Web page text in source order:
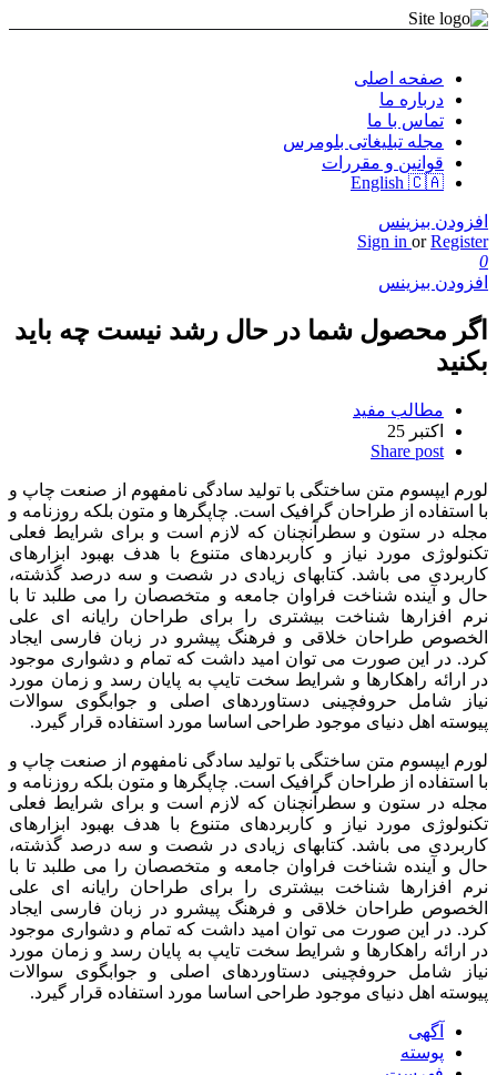
صفحه اصلی
درباره ما
تماس با ما
مجله تبلیغاتی بلومرس
قوانین و مقررات
English 🇨🇦
افزودن بیزینس
Sign in or Register
0
افزودن بیزینس
اگر محصول شما در حال رشد نیست چه باید
بکنید
مطالب مفید
اکتبر 25
Share post
لورم ایپسوم متن ساختگی با تولید سادگی نامفهوم از صنعت چاپ و
با استفاده از طراحان گرافیک است. چاپگرها و متون بلکه روزنامه و
مجله در ستون و سطرآنچنان که لازم است و برای شرایط فعلی
تکنولوژی مورد نیاز و کاربردهای متنوع با هدف بهبود ابزارهای
کاربردی می باشد. کتابهای زیادی در شصت و سه درصد گذشته،
حال و آینده شناخت فراوان جامعه و متخصصان را می طلبد تا با
نرم افزارها شناخت بیشتری را برای طراحان رایانه ای علی
الخصوص طراحان خلاقی و فرهنگ پیشرو در زبان فارسی ایجاد
کرد. در این صورت می توان امید داشت که تمام و دشواری موجود
در ارائه راهکارها و شرایط سخت تایپ به پایان رسد و زمان مورد
نیاز شامل حروفچینی دستاوردهای اصلی و جوابگوی سوالات
پیوسته اهل دنیای موجود طراحی اساسا مورد استفاده قرار گیرد.
لورم ایپسوم متن ساختگی با تولید سادگی نامفهوم از صنعت چاپ و
با استفاده از طراحان گرافیک است. چاپگرها و متون بلکه روزنامه و
مجله در ستون و سطرآنچنان که لازم است و برای شرایط فعلی
تکنولوژی مورد نیاز و کاربردهای متنوع با هدف بهبود ابزارهای
کاربردی می باشد. کتابهای زیادی در شصت و سه درصد گذشته،
حال و آینده شناخت فراوان جامعه و متخصصان را می طلبد تا با
نرم افزارها شناخت بیشتری را برای طراحان رایانه ای علی
الخصوص طراحان خلاقی و فرهنگ پیشرو در زبان فارسی ایجاد
کرد. در این صورت می توان امید داشت که تمام و دشواری موجود
در ارائه راهکارها و شرایط سخت تایپ به پایان رسد و زمان مورد
نیاز شامل حروفچینی دستاوردهای اصلی و جوابگوی سوالات
پیوسته اهل دنیای موجود طراحی اساسا مورد استفاده قرار گیرد.
آگهی
پوسته